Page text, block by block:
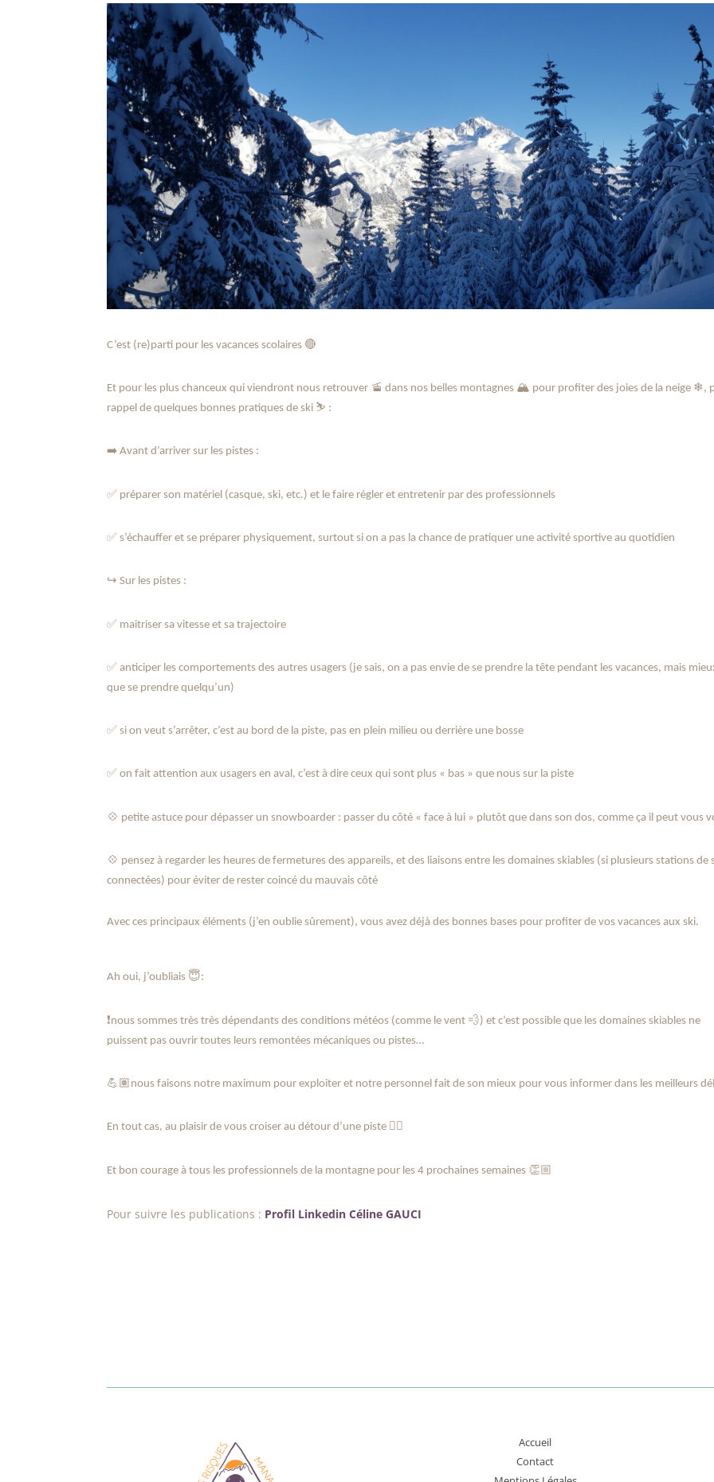
C’est (re)parti pour les vacances scolaires 🔴
Et pour les plus chanceux qui viendront nous retrouver 🚡 dans nos belles montagnes 🏔 pour profiter des joies de la neige ❄ ,
rappel de quelques bonnes pratiques de ski ⛷ :
➡️ Avant d’arriver sur les pistes :
✅ préparer son matériel (casque, ski, etc.) et le faire régler et entretenir par des professionnels
✅ s’échauffer et se préparer physiquement, surtout si on a pas la chance de pratiquer une activité sportive au quotidien
↪ Sur les pistes :
✅ maitriser sa vitesse et sa trajectoire
✅ anticiper les comportements des autres usagers (je sais, on a pas envie de se prendre la tête pendant les vacances, mais
que se prendre quelqu’un)
✅ si on veut s’arrêter, c’est au bord de la piste, pas en plein milieu ou derrière une bosse
✅ on fait attention aux usagers en aval, c’est à dire ceux qui sont plus « bas » que nous sur la piste
💠 petite astuce pour dépasser un snowboarder : passer du côté « face à lui » plutôt que dans son dos, comme ça il peut vous
💠 pensez à regarder les heures de fermetures des appareils, et des liaisons entre les domaines skiables (si plusieurs stations de
connectées) pour éviter de rester coincé du mauvais côté
Avec ces principaux éléments (j’en oublie sûrement), vous avez déjà des bonnes bases pour profiter de vos vacances aux ski.
Ah oui, j’oubliais 😇:
❗nous sommes très très dépendants des conditions météos (comme le vent 💨) et c’est possible que les domaines skiables ne
puissent pas ouvrir toutes leurs remontées mécaniques ou pistes…
💪🏽 nous faisons notre maximum pour exploiter et notre personnel fait de son mieux pour vous informer dans les meilleurs
En tout cas, au plaisir de vous croiser au détour d’une piste 🙋‍♀️
Et bon courage à tous les professionnels de la montagne pour les 4 prochaines semaines 👏🏼
Pour suivre les publications : Profil Linkedin Céline GAUCI
Accueil
Contact